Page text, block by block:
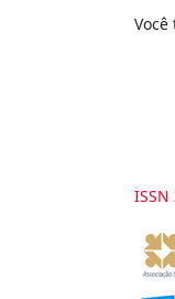
ISSN